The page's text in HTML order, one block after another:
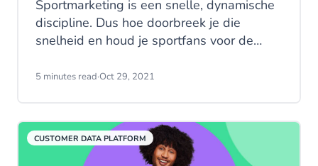
Sportmarketing is een snelle, dynamische
discipline. Dus hoe doorbreek je die
snelheid en houd je sportfans voor de
deze vraag is essentieel voor effectieve
namelijk een bijzonder lastige doelgroep
om te bereiken, omdat het een bont
5 minutes read·Oct 29, 2021
CUSTOMER DATA PLATFORM